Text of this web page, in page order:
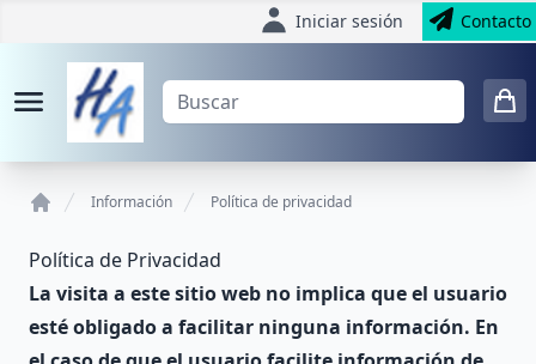
Iniciar sesión Contacto
Información Política de privacidad
Política de Privacidad
La visita a este sitio web no implica que el usuario
esté obligado a facilitar ninguna información. En